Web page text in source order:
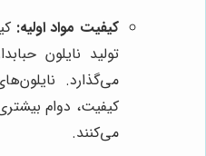
کیفیت مواد اولیه:
تولید نایلون
می‌گذارد.
کیفیت، دوام
می‌کنند.